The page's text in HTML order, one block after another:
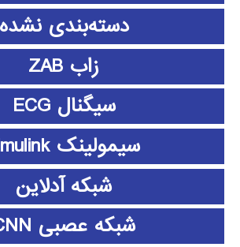
دسته‌بندی نشده
زاب ZAB
سیگنال ECG
سیمولینک simulink
شبکه آدلاین
شبکه عصبی CNN